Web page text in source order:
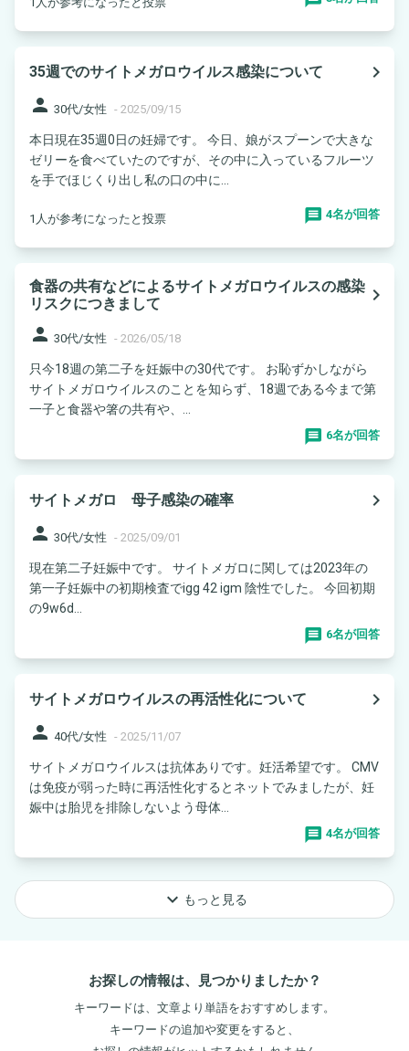
35週でのサイトメガロウイルス感染について
navigate_next
person 30代/女性 - 2025/09/15
本日現在35週0日の妊婦です。 今日、娘がスプーンで大きな
ゼリーを食べていたのですが、その中に入っているフルーツ
を手でほじくり出し私の口の中に...
1人が参考になったと投票 4名が回答
食器の共有などによるサイトメガロウイルスの感染
リスクにつきまして
navigate_next
person 30代/女性 - 2026/05/18
只今18週の第二子を妊娠中の30代です。 お恥ずかしながら
サイトメガロウイルスのことを知らず、18週である今まで第
一子と食器や箸の共有や、...
6名が回答
サイトメガロ 母子感染の確率
navigate_next
person 30代/女性 - 2025/09/01
現在第二子妊娠中です。 サイトメガロに関しては2023年の
第一子妊娠中の初期検査でigg 42 igm 陰性でした。 今回初期
の9w6d...
6名が回答
サイトメガロウイルスの再活性化について
navigate_next
person 40代/女性 - 2025/11/07
サイトメガロウイルスは抗体ありです。妊活希望です。 CMV
は免疫が弱った時に再活性化するとネットでみましたが、妊
娠中は胎児を排除しないよう母体...
4名が回答
keyboard_arrow_down もっと見る
お探しの情報は、見つかりましたか？
キーワードは、文章より単語をおすすめします。
キーワードの追加や変更をすると、